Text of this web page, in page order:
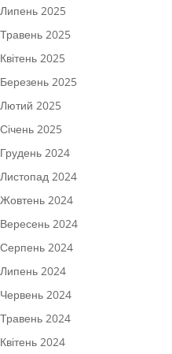
Липень 2025
Травень 2025
Квітень 2025
Березень 2025
Лютий 2025
Січень 2025
Грудень 2024
Листопад 2024
Жовтень 2024
Вересень 2024
Серпень 2024
Липень 2024
Червень 2024
Травень 2024
Квітень 2024